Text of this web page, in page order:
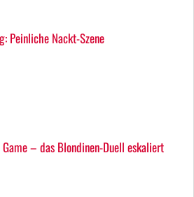
Peinliche Nackt-Szene
Game – das Blondinen-Duell eskaliert